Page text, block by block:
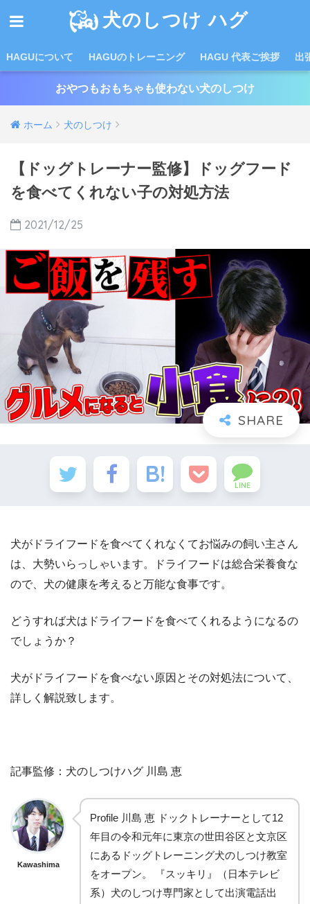
犬のしつけ ハグ
HAGUについて HAGUのトレーニング HAGU 代表ご挨拶 出
おやつもおもちゃも使わない犬のしつけ
ホーム 犬のしつけ
【ドッグトレーナー監修】ドッグフード
を食べてくれない子の対処方法
2021/12/25
LINE
犬がドライフードを食べてくれなくてお悩みの飼い主さん
は、大勢いらっしゃいます。ドライフードは総合栄養食な
ので、犬の健康を考えると万能な食事です。
どうすれば犬はドライフードを食べてくれるようになるの
でしょうか？
犬がドライフードを食べない原因とその対処法について、
詳しく解説致します。
記事監修：犬のしつけハグ 川島 恵
Kawashima
Profile 川島 恵 ドックトレーナーとして12
年目の令和元年に東京の世田谷区と文京区
にあるドッグトレーニング犬のしつけ教室
をオープン。 『スッキリ』（日本テレビ
系）犬のしつけ専門家として出演電話出